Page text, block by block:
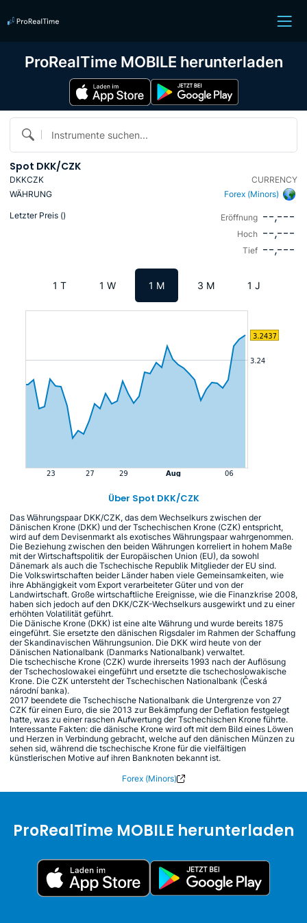
Instrumente suchen...
Spot DKK/CZK
DKKCZK
CURRENCY
WÄHRUNG
Forex (Minors)
Letzter Preis () Eröffnung --,---
Hoch --,---
Tief --,---
1 T 1 W 1 M 3 M 1 J
Über Spot DKK/CZK
Das Währungspaar DKK/CZK, das dem Wechselkurs zwischen der
Dänischen Krone (DKK) und der Tschechischen Krone (CZK) entspricht,
wird auf dem Devisenmarkt als exotisches Währungspaar wahrgenommen.
Die Beziehung zwischen den beiden Währungen korreliert in hohem Maße
mit der Wirtschaftspolitik der Europäischen Union (EU), da sowohl
Dänemark als auch die Tschechische Republik Mitglieder der EU sind.
Die Volkswirtschaften beider Länder haben viele Gemeinsamkeiten, wie
ihre Abhängigkeit vom Export verarbeiteter Güter und von der
Landwirtschaft. Große wirtschaftliche Ereignisse, wie die Finanzkrise 2008,
haben sich jedoch auf den DKK/CZK-Wechselkurs ausgewirkt und zu einer
erhöhten Volatilität geführt.
Die Dänische Krone (DKK) ist eine alte Währung und wurde bereits 1875
eingeführt. Sie ersetzte den dänischen Rigsdaler im Rahmen der Schaffung
der Skandinavischen Währungsunion. Die DKK wird heute von der
Dänischen Nationalbank (Danmarks Nationalbank) verwaltet.
Die tschechische Krone (CZK) wurde ihrerseits 1993 nach der Auflösung
der Tschechoslowakei eingeführt und ersetzte die tschechoslowakische
Krone. Die CZK untersteht der Tschechischen Nationalbank (Česká
národní banka).
2017 beendete die Tschechische Nationalbank die Untergrenze von 27
CZK für einen Euro, die sie 2013 zur Bekämpfung der Deflation festgelegt
hatte, was zu einer raschen Aufwertung der Tschechischen Krone führte.
Interessante Fakten: die dänische Krone wird oft mit dem Bild eines Löwen
und Herzen in Verbindung gebracht, welche auf den dänischen Münzen zu
sehen sid, während die tschechische Krone für die vielfältigen
künstlerischen Motive auf ihren Banknoten bekannt ist.
Forex (Minors)
ProRealTime MOBILE herunterladen
ProRealTime MOBILE herunterladen